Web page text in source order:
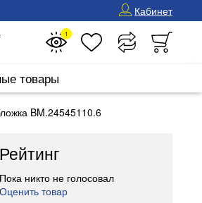
Кабинет
1
товары
BM.24545110.6
Рейтинг
Пока никто не голосовал
Оценить товар